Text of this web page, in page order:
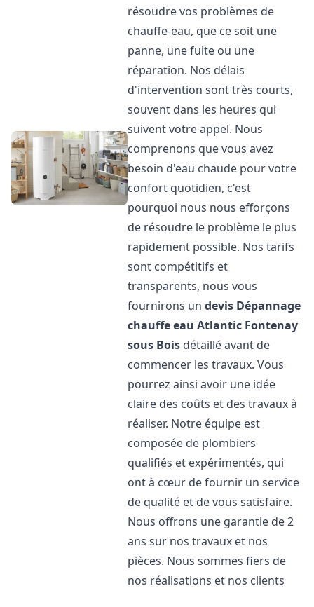
résoudre vos problèmes de
chauffe-eau, que ce soit une
panne, une fuite ou une
réparation. Nos délais
d'intervention sont très courts,
souvent dans les heures qui
suivent votre appel. Nous
comprenons que vous avez
besoin d'eau chaude pour votre
confort quotidien, c'est
pourquoi nous nous efforçons
de résoudre le problème le plus
rapidement possible. Nos tarifs
sont compétitifs et
transparents, nous vous
fournirons undevis Dépannage
chauffe eau Atlantic Fontenay
sous Bois détaillé avant de
commencer les travaux. Vous
pourrez ainsi avoir une idée
claire des coûts et des travaux à
réaliser. Notre équipe est
composée de plombiers
qualifiés et expérimentés, qui
ont à cœur de fournir un service
de qualité et de vous satisfaire.
Nous offrons une garantie de 2
ans sur nos travaux et nos
pièces. Nous sommes fiers de
nos réalisations et nos clients